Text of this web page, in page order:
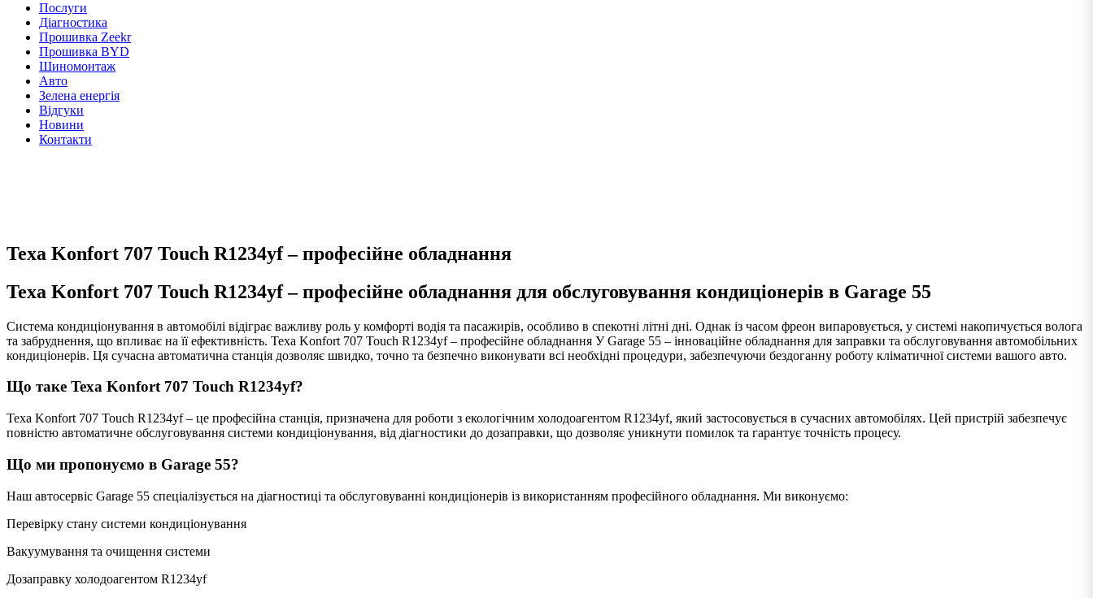
Послуги
Діагностика
Прошивка Zeekr
Прошивка BYD
Шиномонтаж
Авто
Зелена енергія
Відгуки
Новини
Контакти
Texa Konfort 707 Touch R1234yf – професійне обладнання
Texa Konfort 707 Touch R1234yf – професійне обладнання для обслуговування кондиціонерів в Garage 55
Система кондиціонування в автомобілі відіграє важливу роль у комфорті водія та пасажирів, особливо в спекотні літні дні. Однак із часом фреон випаровується, у системі накопичується волога
та забруднення, що впливає на її ефективність. Texa Konfort 707 Touch R1234yf – професійне обладнання У Garage 55 – інноваційне обладнання для заправки та обслуговування автомобільних
кондиціонерів. Ця сучасна автоматична станція дозволяє швидко, точно та безпечно виконувати всі необхідні процедури, забезпечуючи бездоганну роботу кліматичної системи вашого авто.
Що таке Texa Konfort 707 Touch R1234yf?
Texa Konfort 707 Touch R1234yf – це професійна станція, призначена для роботи з екологічним холодоагентом R1234yf, який застосовується в сучасних автомобілях. Цей пристрій забезпечує
повністю автоматичне обслуговування системи кондиціонування, від діагностики до дозаправки, що дозволяє уникнути помилок та гарантує точність процесу.
Що ми пропонуємо в Garage 55?
Наш автосервіс Garage 55 спеціалізується на діагностиці та обслуговуванні кондиціонерів із використанням професійного обладнання. Ми виконуємо:
Перевірку стану системи кондиціонування
Вакуумування та очищення системи
Дозаправку холодоагентом R1234yf